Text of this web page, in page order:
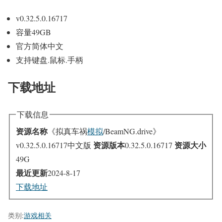
v0.32.5.0.16717
容量49GB
官方简体中文
支持键盘.鼠标.手柄
下载地址
下载信息
资源名称 《拟真车祸模拟/BeamNG.drive》
v0.32.5.0.16717中文版 资源版本0.32.5.0.16717 资源大小
49G
最近更新2024-8-17
下载地址
类别:游戏相关